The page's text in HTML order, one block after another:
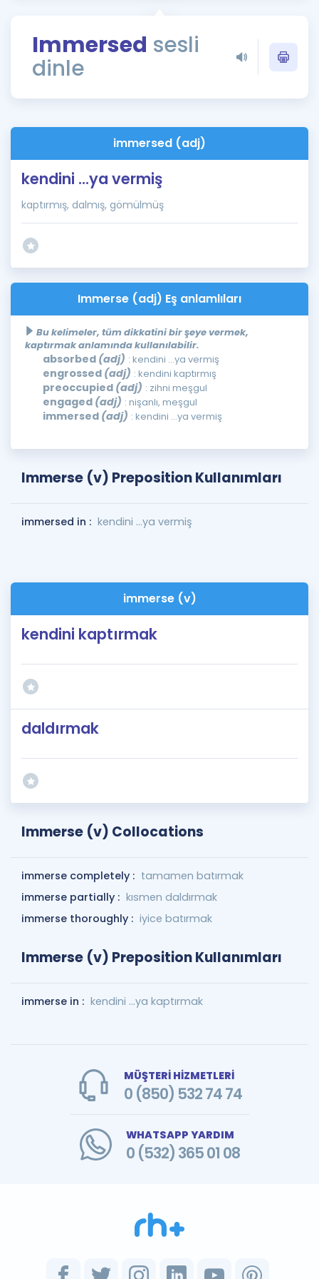
Rehberlik Aracı
ÖSYM Sınav Takvimi
İngilizce Gramer
Immersed sesli
dinle
immersed (adj)
kendini ...ya vermiş
kaptırmış, dalmış, gömülmüş
Immerse (adj) Eş anlamlıları
Bu kelimeler, tüm dikkatini bir şeye vermek,
kaptırmak anlamında kullanılabilir.
absorbed (adj) : kendini ...ya vermiş
engrossed (adj) : kendini kaptırmış
preoccupied (adj) : zihni meşgul
engaged (adj) : nişanlı, meşgul
immersed (adj) : kendini ...ya vermiş
Immerse (v) Preposition Kullanımları
immersed in : kendini ...ya vermiş
immerse (v)
kendini kaptırmak
daldırmak
Immerse (v) Collocations
immerse completely : tamamen batırmak
immerse partially : kısmen daldırmak
immerse thoroughly : iyice batırmak
Immerse (v) Preposition Kullanımları
immerse in : kendini ...ya kaptırmak
MÜŞTERİ HİZMETLERİ
0 (850) 532 74 74
WHATSAPP YARDIM
0 (532) 365 01 08